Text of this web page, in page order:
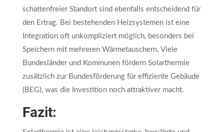
schattenfreier Standort sind ebenfalls entscheidend für
den Ertrag. Bei bestehenden Heizsystemen ist eine
Integration oft unkompliziert möglich, besonders bei
Speichern mit mehreren Wärmetauschern. Viele
Bundesländer und Kommunen fördern Solarthermie
zusätzlich zur Bundesförderung für effiziente Gebäude
(BEG), was die Investition noch attraktiver macht.
Fazit: